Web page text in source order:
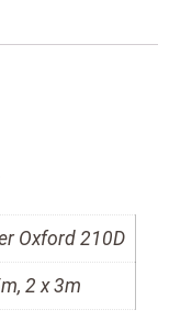
Oxford 210D
2 x 3m